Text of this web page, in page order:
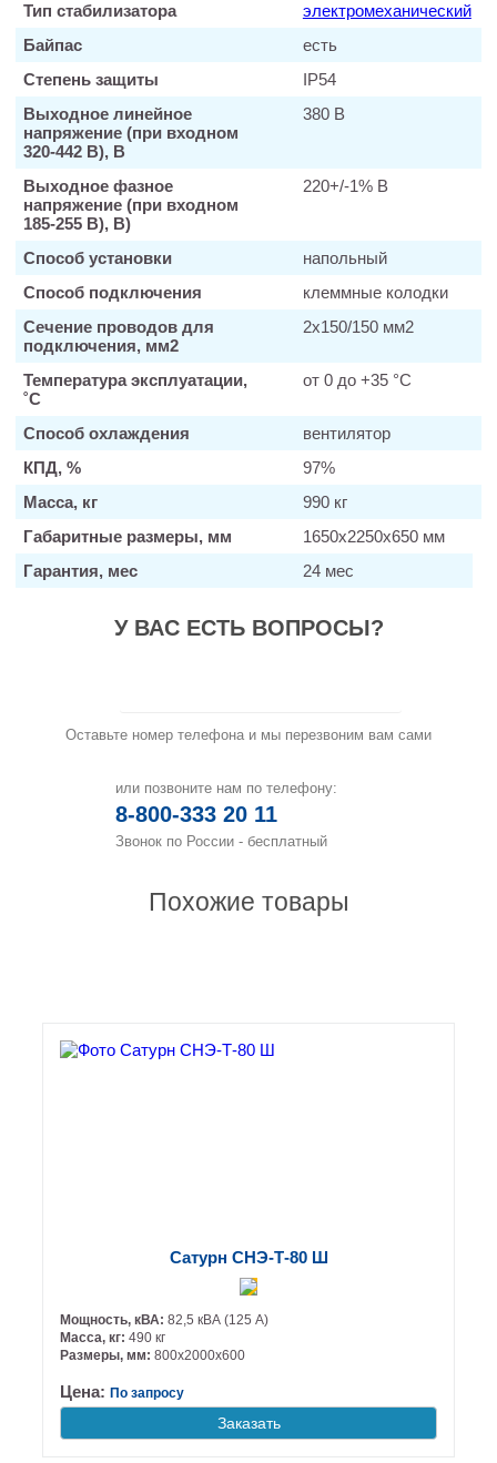
Тип стабилизатора
электромеханический
Байпас
есть
Степень защиты
IP54
Выходное линейное
напряжение (при входном
320-442 В), В
380 В
Выходное фазное
напряжение (при входном
185-255 В), В)
220+/-1% В
Способ установки
напольный
Способ подключения
клеммные колодки
Сечение проводов для
подключения, мм2
2х150/150 мм2
Температура эксплуатации,
˚С
от 0 до +35 °C
Способ охлаждения
вентилятор
КПД, %
97%
Масса, кг
990 кг
Габаритные размеры, мм
1650х2250х650 мм
Гарантия, мес
24 мес
У ВАС ЕСТЬ ВОПРОСЫ?
Оставьте номер телефона и мы перезвоним вам сами
или позвоните нам по телефону:
8-800-333 20 11
Звонок по России - бесплатный
Похожие товары
Сатурн СНЭ-Т-80 Ш
Мощность, кВА: 82,5 кВА (125 А)
Масса, кг: 490 кг
Размеры, мм: 800х2000х600
Цена: По запросу
Заказать